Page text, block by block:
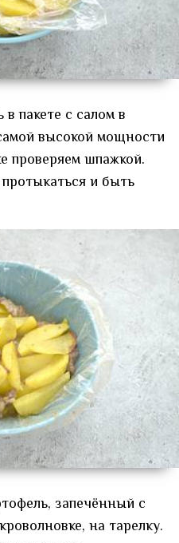
пакете с салом в
высокой мощности
проверяем шпажкой.
и быть
запечённый с
на тарелку.